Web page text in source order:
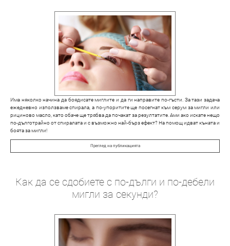
Има няколко начина да боядисате миглите и да ги направите по-гъсти. За тази задача
ежедневно използваме спирала, а по-упоритите ще посегнат към серум за мигли или
рициново масло, като обаче ще трябва да почакат за резултатите. Ами ако искате нещо
по-дълготрайно от спиралата и с възможно най-бърз ефект? На помощ идват къната и
боята за мигли!
Преглед на публикацията
Как да се сдобиете с по-дълги и по-дебели
мигли за секунди?